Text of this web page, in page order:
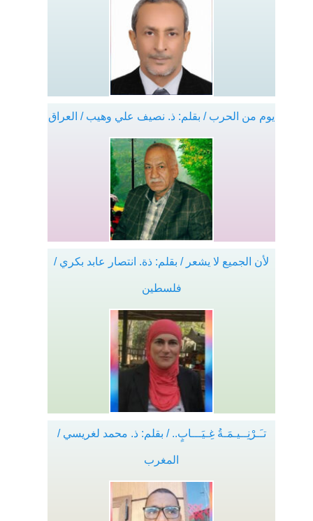
يوم من الحرب / بقلم: ذ. نصيف علي وهيب / العراق
لأن الجميع لا يشعر / بقلم: ذة. انتصار عابد بكري /
فلسطين
تـَـرْنِــيـمَـةُ غِـيَـــابٍ.. / بقلم: ذ. محمد لغريسي /
المغرب